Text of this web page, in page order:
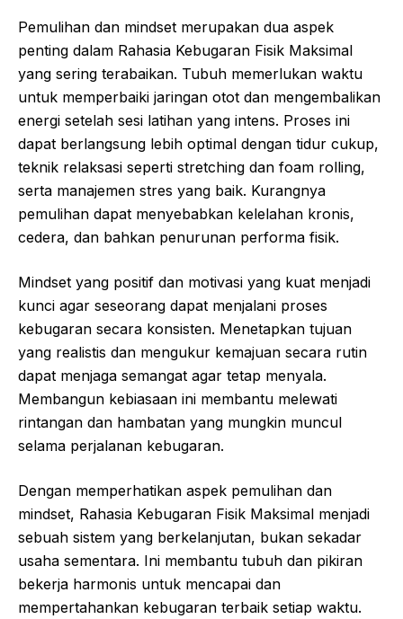
Pemulihan dan mindset merupakan dua aspek
penting dalam Rahasia Kebugaran Fisik Maksimal
yang sering terabaikan. Tubuh memerlukan waktu
untuk memperbaiki jaringan otot dan mengembalikan
energi setelah sesi latihan yang intens. Proses ini
dapat berlangsung lebih optimal dengan tidur cukup,
teknik relaksasi seperti stretching dan foam rolling,
serta manajemen stres yang baik. Kurangnya
pemulihan dapat menyebabkan kelelahan kronis,
cedera, dan bahkan penurunan performa fisik.
Mindset yang positif dan motivasi yang kuat menjadi
kunci agar seseorang dapat menjalani proses
kebugaran secara konsisten. Menetapkan tujuan
yang realistis dan mengukur kemajuan secara rutin
dapat menjaga semangat agar tetap menyala.
Membangun kebiasaan ini membantu melewati
rintangan dan hambatan yang mungkin muncul
selama perjalanan kebugaran.
Dengan memperhatikan aspek pemulihan dan
mindset, Rahasia Kebugaran Fisik Maksimal menjadi
sebuah sistem yang berkelanjutan, bukan sekadar
usaha sementara. Ini membantu tubuh dan pikiran
bekerja harmonis untuk mencapai dan
mempertahankan kebugaran terbaik setiap waktu.